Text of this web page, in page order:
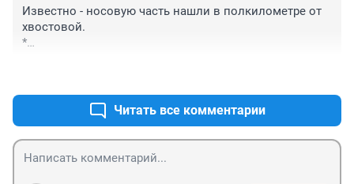
Известно - носовую часть нашли в полкилометре от
хвостовой.
*
Читать все комментарии